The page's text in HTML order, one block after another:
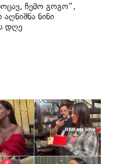
ჩემო გოგო“,
ნინი
დღე